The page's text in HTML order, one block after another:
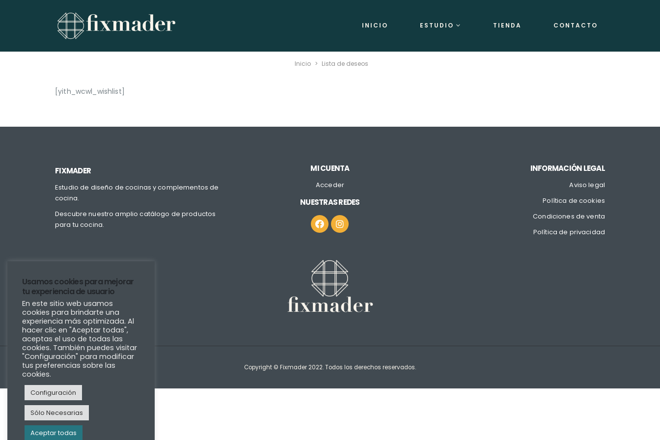
INICIO ESTUDIO TIENDA CONTACTO
Inicio > Lista de deseos
[yith_wcwl_wishlist]
FIXMADER
Estudio de diseño de cocinas y complementos de
cocina.
Descubre nuestro amplio catálogo de productos
para tu cocina.
MI CUENTA
Acceder
NUESTRAS REDES
INFORMACIÓN LEGAL
Aviso legal
Política de cookies
Condiciones de venta
Política de privacidad
Copyright © Fixmader 2022. Todos los derechos reservados.
Usamos cookies para mejorar
tu experiencia de usuario
En este sitio web usamos
cookies para brindarte una
experiencia más optimizada. Al
hacer clic en "Aceptar todas",
aceptas el uso de todas las
cookies. También puedes visitar
"Configuración" para modificar
tus preferencias sobre las
cookies.
Configuración
Sólo Necesarias
Aceptar todas